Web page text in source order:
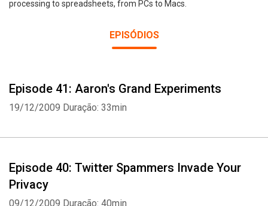
processing to spreadsheets, from PCs to Macs.
EPISÓDIOS
Episode 41: Aaron's Grand Experiments
19/12/2009 Duração: 33min
Episode 40: Twitter Spammers Invade Your
Privacy
09/12/2009 Duração: 40min